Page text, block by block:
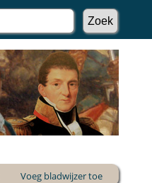
Voeg bladwijzer toe